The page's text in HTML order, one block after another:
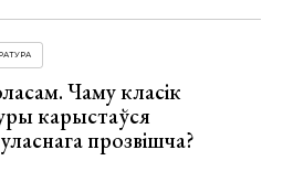
Чаму класік
карыстаўся
прозвішча?